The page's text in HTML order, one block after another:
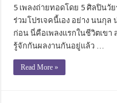
5 เพลงถ่ายทอดโดย 5 ศิลปินวั
ร่วมโปรเจคนี้เอง อย่าง นนกุล
ก่อน นี่คือเพลงแรกในชีวิตเขา
รู้จักกันผลงานกันอยู่แล้ว …
Read More »